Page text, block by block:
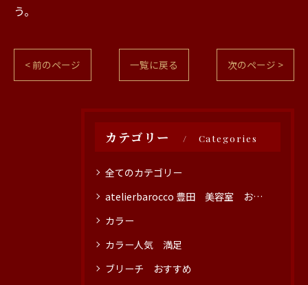
う。
< 前のページ 一覧に戻る 次のページ >
カテゴリー Categories
全てのカテゴリー
atelierbarocco 豊田 美容室 おすすめ
カラー
カラー人気 満足
ブリーチ おすすめ